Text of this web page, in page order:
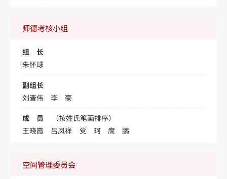
师德考核小组
组 长
朱怀球
副组长
刘晋伟
李 豪
成 员 （按姓氏笔画排序）
王晓霞
吕凤祥 党 珂 席 鹏
空间管理委员会